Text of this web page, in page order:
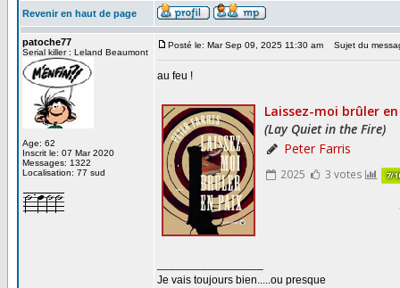
Revenir en haut de page
patoche77
Serial killer : Leland Beaumont
Age: 62
Inscrit le: 07 Mar 2020
Messages: 1322
Localisation: 77 sud
Posté le: Mar Sep 09, 2025 11:30 am Sujet du
au feu !
Je vais toujours bien.....ou presque